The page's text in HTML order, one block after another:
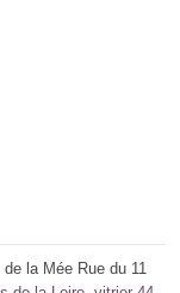
la Mée Rue du 11